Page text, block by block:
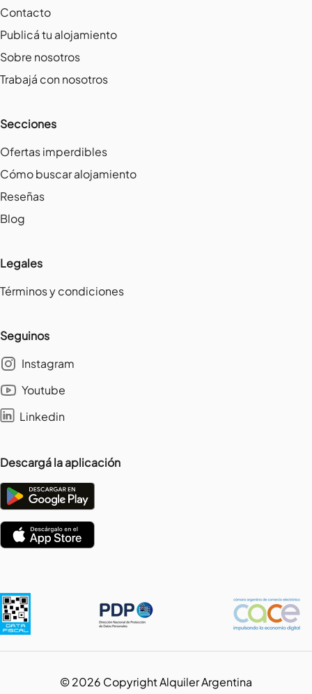
Contacto
Publicá tu alojamiento
Sobre nosotros
Trabajá con nosotros
Secciones
Ofertas imperdibles
Cómo buscar alojamiento
Reseñas
Blog
Legales
Términos y condiciones
Seguinos
Instagram
Youtube
Linkedin
Descargá la aplicación
©2026 Copyright Alquiler Argentina